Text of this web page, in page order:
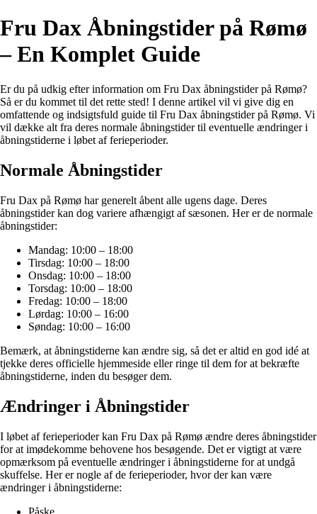
Fru Dax Åbningstider på Rømø
– En Komplet Guide
Er du på udkig efter information om Fru Dax åbningstider på Rømø?
Så er du kommet til det rette sted! I denne artikel vil vi give dig en
omfattende og indsigtsfuld guide til Fru Dax åbningstider på Rømø. Vi
vil dække alt fra deres normale åbningstider til eventuelle ændringer i
åbningstiderne i løbet af ferieperioder.
Normale Åbningstider
Fru Dax på Rømø har generelt åbent alle ugens dage. Deres
åbningstider kan dog variere afhængigt af sæsonen. Her er de normale
åbningstider:
Mandag: 10:00 – 18:00
Tirsdag: 10:00 – 18:00
Onsdag: 10:00 – 18:00
Torsdag: 10:00 – 18:00
Fredag: 10:00 – 18:00
Lørdag: 10:00 – 16:00
Søndag: 10:00 – 16:00
Bemærk, at åbningstiderne kan ændre sig, så det er altid en god idé at
tjekke deres officielle hjemmeside eller ringe til dem for at bekræfte
åbningstiderne, inden du besøger dem.
Ændringer i Åbningstider
I løbet af ferieperioder kan Fru Dax på Rømø ændre deres åbningstider
for at imødekomme behovene hos besøgende. Det er vigtigt at være
opmærksom på eventuelle ændringer i åbningstiderne for at undgå
skuffelse. Her er nogle af de ferieperioder, hvor der kan være
ændringer i åbningstiderne:
Påske